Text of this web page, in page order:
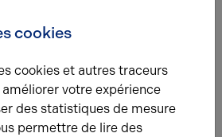
nous avons récemment réalisé la
pas tout à fait adapté aux
cookies
cookies et autres traceurs
votre expérience
des statistiques de mesure
permettre de lire des